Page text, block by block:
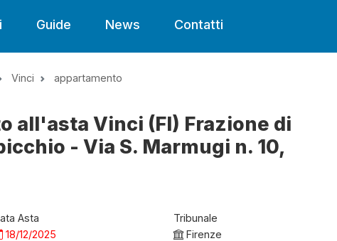
Guide News Contatti
Vinci appartamento
all'asta Vinci (FI) Frazione di
- Via S. Marmugi n. 10,
Asta
18/12/2025
Tribunale
Firenze